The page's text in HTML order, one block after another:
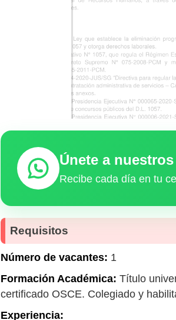
Únete a
Recibe cada día en tu
Requisitos
Número de vacantes: 1
Formación Académica: Título
certificado OSCE. Colegiado y
Experiencia: